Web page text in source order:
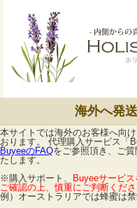
海外へ発
本サイトでは海外のお客様へ向
おります。 代理購入サービス「
BuyeeのFAQをご参照頂き、ご質
たします。
※購入サポート、
Buyeeサービ
ご確認の上、慎重にご判断くださ
例）オーストラリアでは蜂蜜は禁